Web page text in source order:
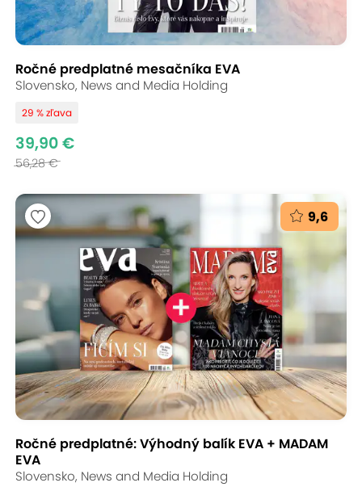
Ročné predplatné mesačníka EVA
Slovensko, News and Media Holding
29 % zľava
39,90 €
56,28 €
9,6
Ročné predplatné: Výhodný balík EVA + MADAM
EVA
Slovensko, News and Media Holding